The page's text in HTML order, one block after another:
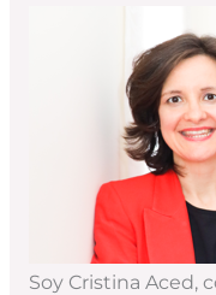
Soy Cristina Aced,